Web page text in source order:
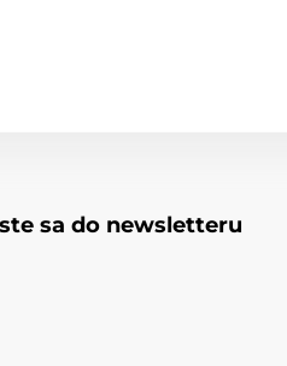
sa do newsletteru